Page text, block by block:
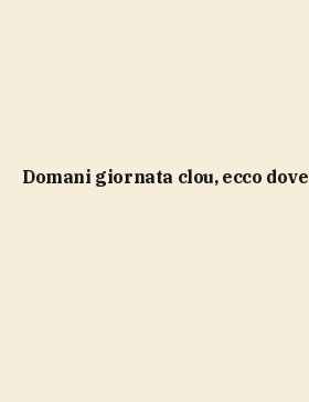
domani giornata clou, ecco dove